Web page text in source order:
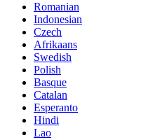
Romanian
Indonesian
Czech
Afrikaans
Swedish
Polish
Basque
Catalan
Esperanto
Hindi
Lao